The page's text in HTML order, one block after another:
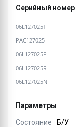
Серийный номер
06L127025T
PAC127025
06L127025P
06L127025R
06L127025N
Параметры
Состояние Б/У